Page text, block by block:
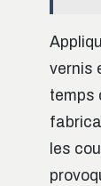
vernis
temps
les